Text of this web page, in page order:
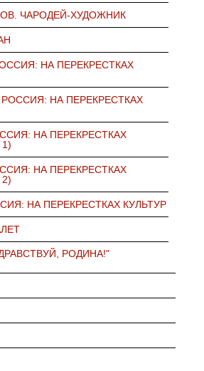
ЧАРОДЕЙ-ХУДОЖНИК
НА ПЕРЕКРЕСТКАХ
НА ПЕРЕКРЕСТКАХ
НА ПЕРЕКРЕСТКАХ
НА ПЕРЕКРЕСТКАХ
НА ПЕРЕКРЕСТКАХ КУЛЬТУР
РОДИНА!"